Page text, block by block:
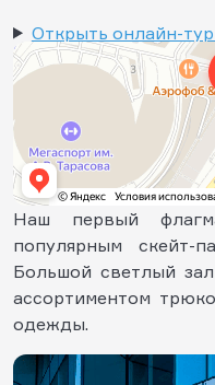
Открыть онлайн-
Наш первый
популярным скейт-
Большой светлый
ассортиментом
одежды.